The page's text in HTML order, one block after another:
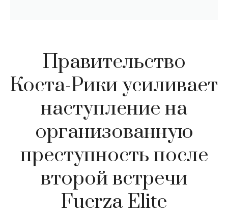
Правительство
Коста-Рики усиливает
наступление на
организованную
преступность после
второй встречи
Fuerza Elite